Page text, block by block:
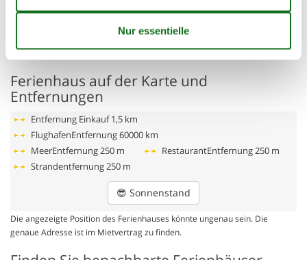
Schlafzimmer, 2 Personen
Verdunklungsvorhänge, Kleiderschrank
Doppelbett
Ferienhaus auf der Karte und
Entfernungen
Entfernung Einkauf 1,5 km
FlughafenEntfernung60000 km
MeerEntfernung250 m RestaurantEntfernung250 m
Strandentfernung250 m
😎 Sonnenstand
Die angezeigte Position des Ferienhauses könnte ungenau sein. Die
genaue Adresse ist im Mietvertrag zu finden.